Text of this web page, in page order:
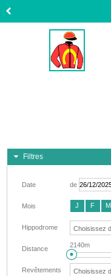
Filtres
Date de
Mois J F M
Hippodrome
Distance 2140m
Revêtements